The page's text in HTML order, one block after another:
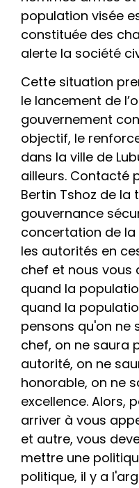
population visée
constituée des
alerte la société
Cette situation
le lancement de
gouvernement
objectif, le
dans la ville de
ailleurs. Contacté
Bertin Tshoz de la
gouvernance
concertation de
les autorités en
chef et nous vous
quand la
quand la
pensons qu'on ne
chef, on ne saura
autorité, on ne
honorable, on ne
excellence. Alors,
arriver à vous
et autre, vous
mettre une
politique, il y a